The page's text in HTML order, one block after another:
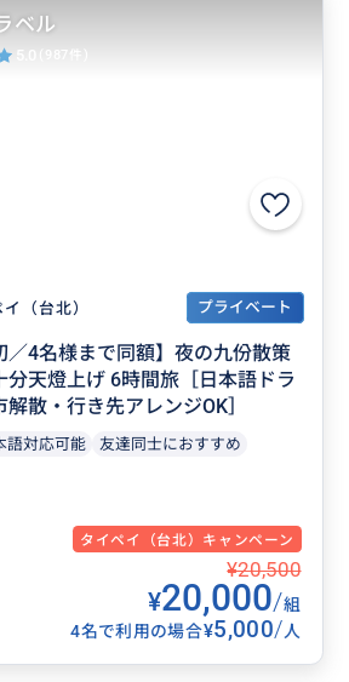
（台北） プライベート
／4名様まで同額】夜の九份散策
分天燈上げ 6時間旅［日本語ドラ
散・行き先アレンジOK］
語対応可能
友達同士におすすめ
タイペイ（台北）キャンペーン
¥20,500
¥20,000/組
4名で利用の場合¥5,000/人
ベル
5.0 (987件)